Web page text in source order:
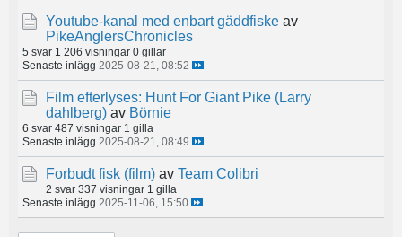
Youtube-kanal med enbart gäddfiske av
PikeAnglersChronicles
5 svar 1 206 visningar 0 gillar
Senaste inlägg 2025-08-21, 08:52
Film efterlyses: Hunt For Giant Pike (Larry
dahlberg) av Börnie
6 svar 487 visningar 1 gilla
Senaste inlägg 2025-08-21, 08:49
Forbudt fisk (film) av Team Colibri
2 svar 337 visningar 1 gilla
Senaste inlägg 2025-11-06, 15:50